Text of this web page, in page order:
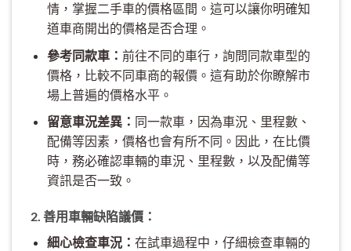
情，掌握二手車的價格區間。這可以讓你明確知
道車商開出的價格是否合理。
參考同款車： 前往不同的車行，詢問同款車型的
價格，比較不同車商的報價。這有助於你瞭解市
場上普遍的價格水平。
留意車況差異： 同一款車，因為車況、里程數、
配備等因素，價格也會有所不同。因此，在比價
時，務必確認車輛的車況、里程數，以及配備等
資訊是否一致。
2. 善用車輛缺陷議價：
細心檢查車況： 在試車過程中，仔細檢查車輛的